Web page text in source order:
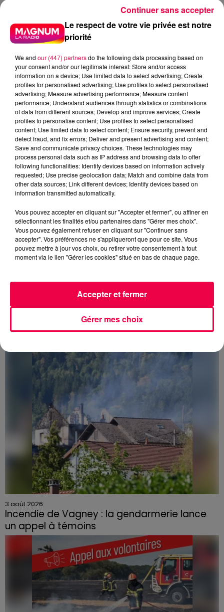
5 août 2026
Des assiettes Linvosges rappelées pour
excès de plomb
Du plomb a été détecté dans deux assiettes en
céramique vendues entre 2020 et 2022 par Linvosges.
PRÉVIFEUX : "il faut avoir une culture du risque"
dans les Vosges
3 août 2026
Incendie de Vagney : la gendarmerie lance
un appel à témoins
Le feu, parti d'une haie avant de se propager au
quartier résidentiel, avait détruit deux habitations et
contraint à l'évacuation d'une centaine de personnes.
Le respect de votre vie privée est notre
priorité
We and our (447) partnersdo the following data processing based on
your consent and/or our legitimate interest: Store and/or access
information on a device; Use limited data to select advertising; Create
profiles for personalised advertising; Use profiles to select personalised
advertising; Measure advertising performance; Measure content
performance; Understand audiences through statistics or combinations
of data from different sources; Develop and improve services; Create
profiles to personalise content; Use profiles to select personalised
content; Use limited data to select content; Ensure security, prevent and
detect fraud, and fix errors; Deliver and present advertising and content;
Save and communicate privacy choices. These technologies may
process personal data such as IP address and browsing data to offer
following functionalities: Identify devices based on information actively
requested; Use precise geolocation data; Match and combine data from
other data sources; Link different devices; Identify devices based on
information transmitted automatically.
Vous pouvez accepter en cliquant sur "Accepter et fermer", ou affiner en
sélectionnant les finalités et/ou partenaires dans "Gérer mes choix".
Vous pouvez également refuser en cliquant sur "Continuer sans
accepter". Vos préférences ne s'appliqueront que pour ce site. Vous
pouvez mettre à jour vos choix, ou retirer votre consentement à tout
moment via le lien "Gérer les cookies" situé en bas de chaque page.
Gérer mes choix
Accepter et fermer
Continuer sans accepter